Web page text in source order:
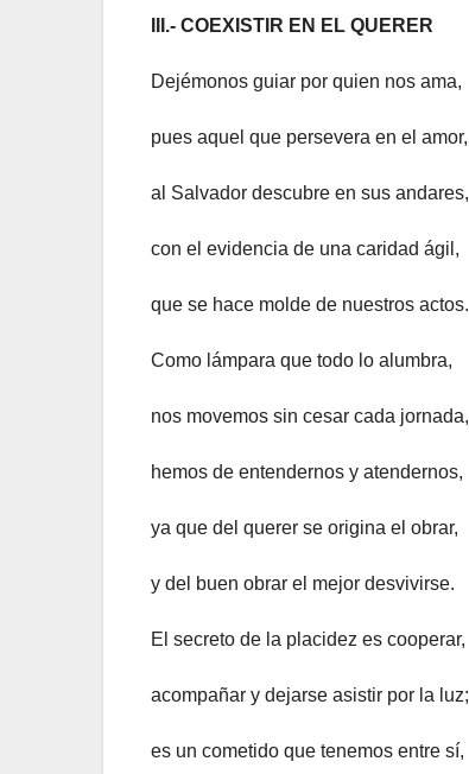
III.- COEXISTIR EN EL QUERER
Dejémonos guiar por quien nos ama,
pues aquel que persevera en el amor,
al Salvador descubre en sus andares,
con el evidencia de una caridad ágil,
que se hace molde de nuestros actos.
Como lámpara que todo lo alumbra,
nos movemos sin cesar cada jornada,
hemos de entendernos y atendernos,
ya que del querer se origina el obrar,
y del buen obrar el mejor desvivirse.
El secreto de la placidez es cooperar,
acompañar y dejarse asistir por la luz;
es un cometido que tenemos entre sí,